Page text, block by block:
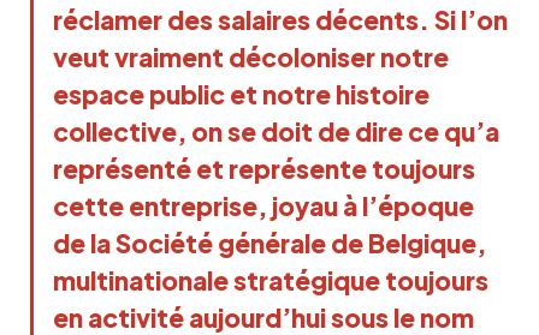
réclamer des salaires décents. Si l’on
veut vraiment décoloniser notre
espace public et notre histoire
collective, on se doit de dire ce qu’a
représenté et représente toujours
cette entreprise, joyau à l’époque
de la Société générale de Belgique,
multinationale stratégique toujours
en activité aujourd’hui sous le nom